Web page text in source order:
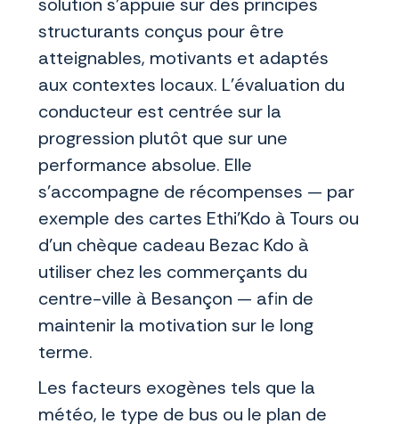
solution s’appuie sur des principes
structurants conçus pour être
atteignables, motivants et adaptés
aux contextes locaux. L’évaluation du
conducteur est centrée sur la
progression plutôt que sur une
performance absolue. Elle
s’accompagne de récompenses — par
exemple des cartes Ethi’Kdo à Tours ou
d’un chèque cadeau Bezac Kdo à
utiliser chez les commerçants du
centre-ville à Besançon — afin de
maintenir la motivation sur le long
terme.
Les facteurs exogènes tels que la
météo, le type de bus ou le plan de